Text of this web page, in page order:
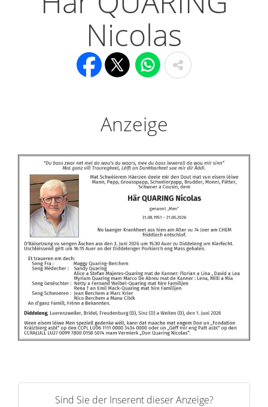
Nicolas
Anzeige
Sind Sie der Inserent dieser Anzeige?